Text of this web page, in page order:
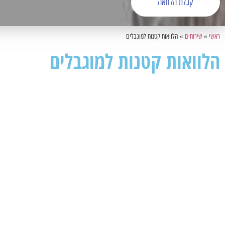
ראשי »שירותים » הלוואות קטנות למוגבלים
הלוואות קטנות למוגבלים